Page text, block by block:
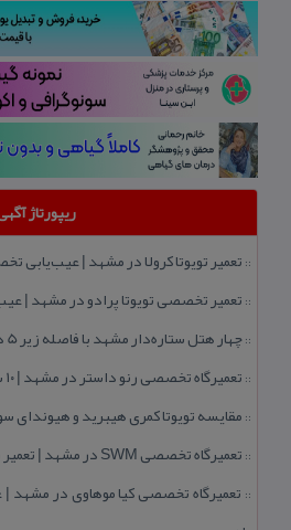
ریپورتاژ
:: تعمیر تویوتا كرولا در مشهد | عیب‌یابی
:: تعمیر تخصصی تویوتا پرادو در مشهد |
::چهار هتل‌ ستاره‌دار مشهد با فاصله زیر 5 دقیقه تا حرم
:: تعمیرگاه تخصصی رنو داستر در مشهد | ۱۰ سال تجربه و امداد خودرو
:: مقایسه تویوتا كمری هیبرید و هیوندای
:: تعمیرگاه تخصصی SWM در مشهد | تعمیر موتور، گیربكس و عیب‌یابی برق
:: تعمیرگاه تخصصی كیا موهاوی در مشهد |